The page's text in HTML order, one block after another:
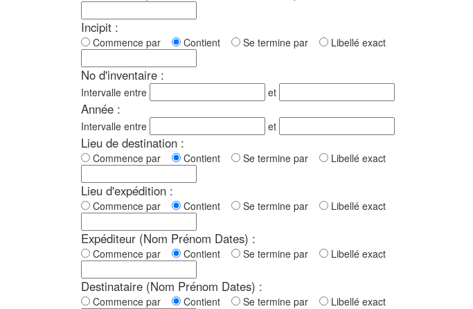
Incipit :
Commence par Contient Se termine par Libellé exact
No d'inventaire :
Intervalle entre et
Année :
Intervalle entre et
Lieu de destination :
Commence par Contient Se termine par Libellé exact
Lieu d'expédition :
Commence par Contient Se termine par Libellé exact
Expéditeur (Nom Prénom Dates) :
Commence par Contient Se termine par Libellé exact
Destinataire (Nom Prénom Dates) :
Commence par Contient Se termine par Libellé exact